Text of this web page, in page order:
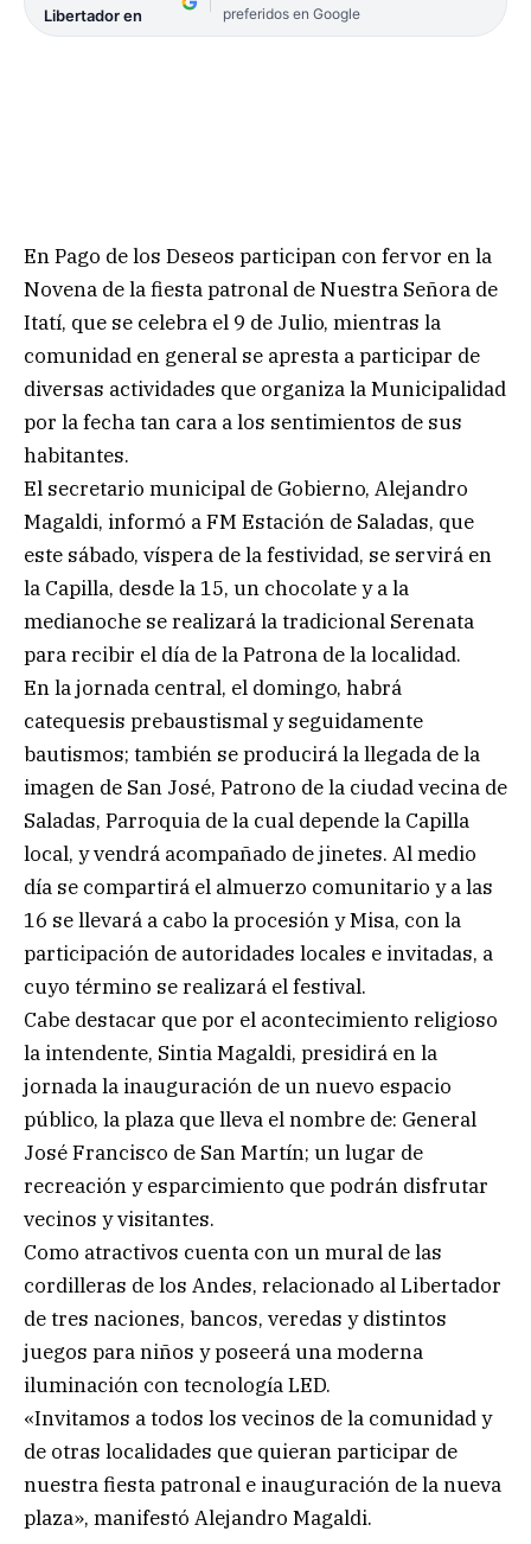
Libertador en
preferidos en Google
En Pago de los Deseos participan con fervor en la
Novena de la fiesta patronal de Nuestra Señora de
Itatí, que se celebra el 9 de Julio, mientras la
comunidad en general se apresta a participar de
diversas actividades que organiza la Municipalidad
por la fecha tan cara a los sentimientos de sus
habitantes.
El secretario municipal de Gobierno, Alejandro
Magaldi, informó a FM Estación de Saladas, que
este sábado, víspera de la festividad, se servirá en
la Capilla, desde la 15, un chocolate y a la
medianoche se realizará la tradicional Serenata
para recibir el día de la Patrona de la localidad.
En la jornada central, el domingo, habrá
catequesis prebaustismal y seguidamente
bautismos; también se producirá la llegada de la
imagen de San José, Patrono de la ciudad vecina de
Saladas, Parroquia de la cual depende la Capilla
local, y vendrá acompañado de jinetes. Al medio
día se compartirá el almuerzo comunitario y a las
16 se llevará a cabo la procesión y Misa, con la
participación de autoridades locales e invitadas, a
cuyo término se realizará el festival.
Cabe destacar que por el acontecimiento religioso
la intendente, Sintia Magaldi, presidirá en la
jornada la inauguración de un nuevo espacio
público, la plaza que lleva el nombre de: General
José Francisco de San Martín; un lugar de
recreación y esparcimiento que podrán disfrutar
vecinos y visitantes.
Como atractivos cuenta con un mural de las
cordilleras de los Andes, relacionado al Libertador
de tres naciones, bancos, veredas y distintos
juegos para niños y poseerá una moderna
iluminación con tecnología LED.
«Invitamos a todos los vecinos de la comunidad y
de otras localidades que quieran participar de
nuestra fiesta patronal e inauguración de la nueva
plaza», manifestó Alejandro Magaldi.